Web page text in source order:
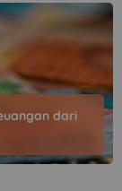
dari